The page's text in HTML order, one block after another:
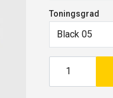
Toningsgrad
Black 05